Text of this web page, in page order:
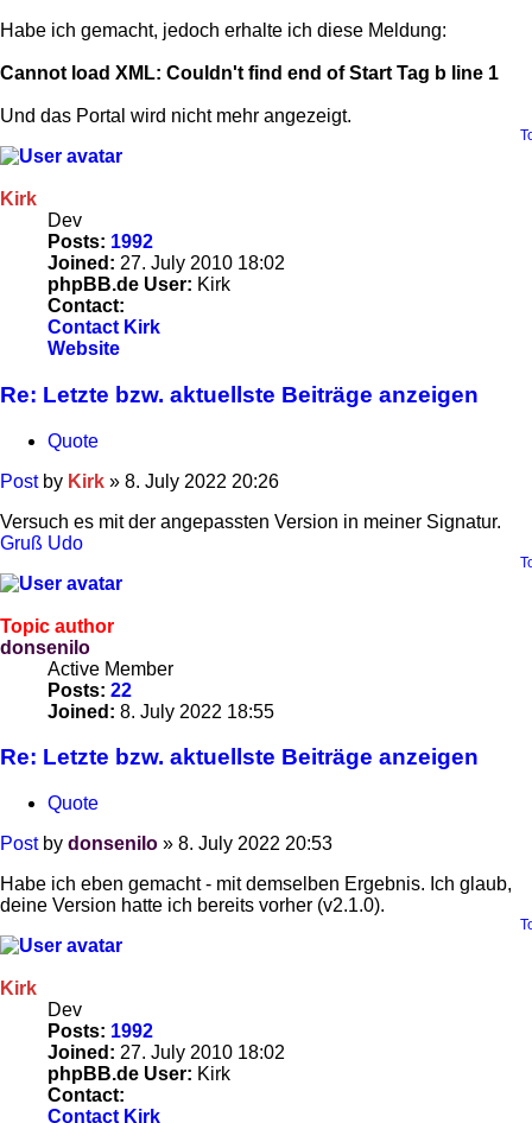
Habe ich gemacht, jedoch erhalte ich diese Meldung:
Cannot load XML: Couldn't find end of Start Tag b line 1
Und das Portal wird nicht mehr angezeigt.
Kirk
Dev
Posts: 1992
Joined: 27. July 2010 18:02
phpBB.de User: Kirk
Contact:
Contact Kirk
Website
Re: Letzte bzw. aktuellste Beiträge anzeigen
Quote
Post by Kirk » 8. July 2022 20:26
Versuch es mit der angepassten Version in meiner Signatur.
Gruß Udo
Topic author
donsenilo
Active Member
Posts: 22
Joined: 8. July 2022 18:55
Re: Letzte bzw. aktuellste Beiträge anzeigen
Quote
Post by donsenilo » 8. July 2022 20:53
Habe ich eben gemacht - mit demselben Ergebnis. Ich glaub,
deine Version hatte ich bereits vorher (v2.1.0).
Kirk
Dev
Posts: 1992
Joined: 27. July 2010 18:02
phpBB.de User: Kirk
Contact:
Contact Kirk